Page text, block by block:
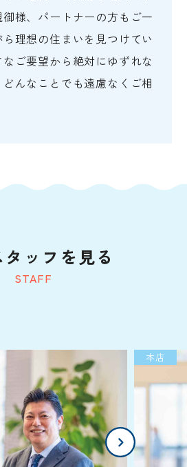
様、パートナーの方もご一
理想の住まいを見つけてい
ご要望から絶対にゆずれな
んなことでも遠慮なくご相
STAFF
ッフを見る
本店